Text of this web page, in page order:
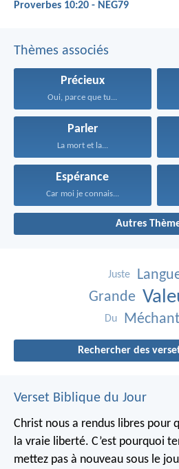
Proverbes 10:20 - NEG79
Thèmes associés
Précieux
Oui, parce que tu...
Parler
La mort et la...
Espérance
Car moi je connais...
Autres
Juste
Grande
Du
Rechercher des
Verset Biblique du Jour
Christ nous a rendus libres pour
la vraie liberté. C’est pourquoi
mettez pas à nouveau sous le